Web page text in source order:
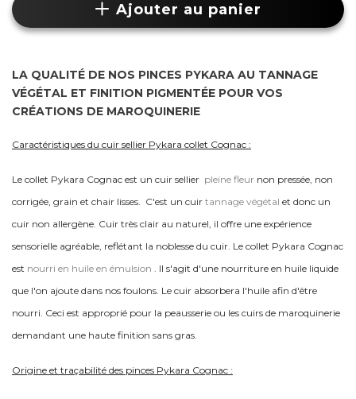
Ajouter au panier
LA QUALITÉ DE NOS PINCES PYKARA AU TANNAGE
VÉGÉTAL ET FINITION PIGMENTÉE POUR VOS
CRÉATIONS DE MAROQUINERIE
Caractéristiques du cuir sellier Pykara collet Cognac :
Le collet Pykara Cognac est un cuir sellier pleine fleur non pressée, non
corrigée, grain et chair lisses. C'est un cuir tannage végétal et donc un
cuir non allergène. Cuir très clair au naturel, il offre une expérience
sensorielle agréable, reflétant la noblesse du cuir. Le collet Pykara Cognac
est nourri en huile en émulsion . Il s'agit d'une nourriture en huile liquide
que l'on ajoute dans nos foulons. Le cuir absorbera l'huile afin d'être
nourri. Ceci est approprié pour la peausserie ou les cuirs de maroquinerie
demandant une haute finition sans gras.
Origine et traçabilité des pinces Pykara Cognac :